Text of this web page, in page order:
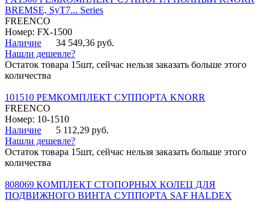
BREMSE, SyT7... Series
FREENCO
Номер: FX-1500
Наличие
34 549,36 руб.
Нашли дешевле?
Остаток товара 15шт, сейчас нельзя заказать больше этого
количества
101510 РЕМКОМПЛЕКТ СУППОРТА KNORR
FREENCO
Номер: 10-1510
Наличие
5 112,29 руб.
Нашли дешевле?
Остаток товара 15шт, сейчас нельзя заказать больше этого
количества
808069 КОМПЛЕКТ СТОПОРНЫХ КОЛЕЦ ДЛЯ
ПОДВИЖНОГО ВИНТА СУППОРТА SAF HALDEX